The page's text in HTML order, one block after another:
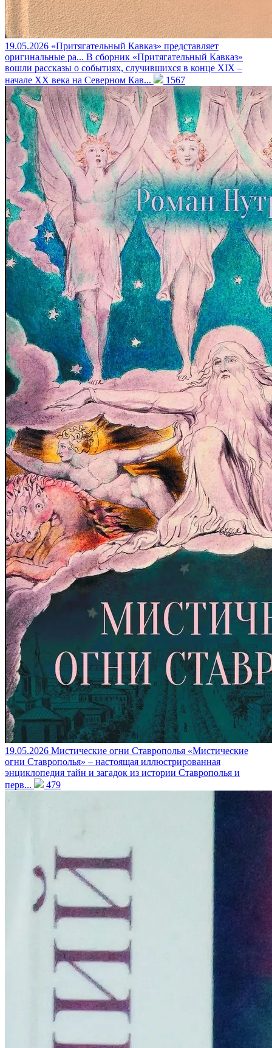
19.05.2026 «Притягательный Кавказ» представляет
оригинальные ра... В сборник «Притягательный Кавказ»
вошли рассказы о событиях, случившихся в конце XIX –
начале XX века на Северном Кав...
1567
19.05.2026 Мистические огни Ставрополья «Мистические
огни Ставрополья» – настоящая иллюстрированная
энциклопедия тайн и загадок из истории Ставрополья и
перв...
479